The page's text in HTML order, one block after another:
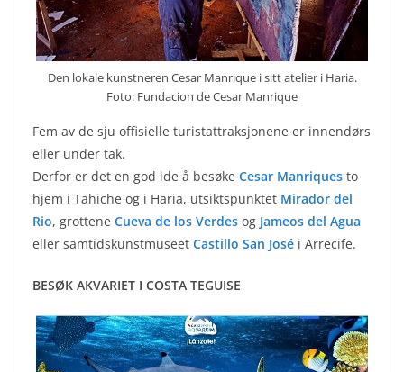
Den lokale kunstneren Cesar Manrique i sitt atelier i Haria.
Foto: Fundacion de Cesar Manrique
Fem av de sju offisielle turistattraksjonene er innendørs
eller under tak.
Derfor er det en god ide å besøke Cesar Manriques to
hjem i Tahiche og i Haria, utsiktspunktet Mirador del
Rio, grottene Cueva de los Verdes og Jameos del Agua
eller samtidskunstmuseet Castillo San José i Arrecife.
BESØK AKVARIET I COSTA TEGUISE